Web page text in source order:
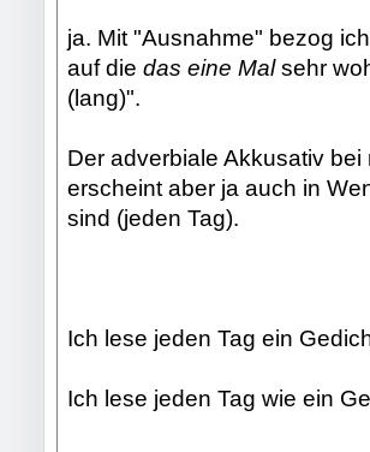
ja. Mit "Ausnahme" bezog
auf die das eine Malsehr
(lang)".
Der adverbiale Akkusativ
erscheint aber ja auch in
sind (jeden Tag).
Ich lese jeden Tag ein
Ich lese jeden Tag wie ein